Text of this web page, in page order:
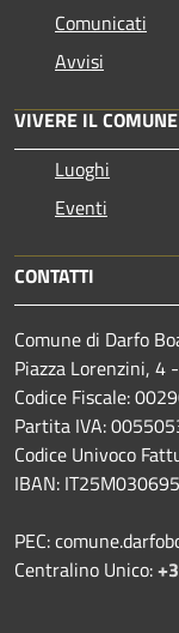
Comunicati
Avvisi
VIVERE IL COMUNE
Luoghi
Eventi
CONTATTI
Comune di Darfo
Piazza Lorenzini, 4
Codice Fiscale:
Partita IVA:
Codice Univoco
IBAN:
PEC:
Centralino Unico: